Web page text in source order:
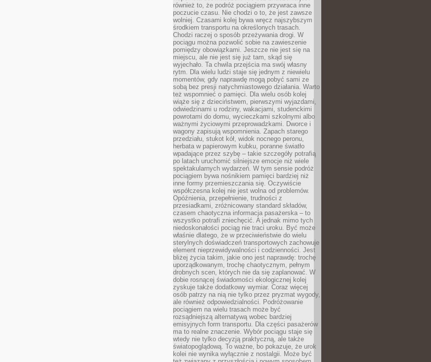
również to, że podróż pociągiem przywraca inne
poczucie czasu. Nie chodzi o to, że jest zawsze
wolniej. Czasami kolej bywa wręcz najszybszym
środkiem transportu na określonych trasach.
Chodzi raczej o sposób przeżywania drogi. W
pociągu można pozwolić sobie na zawieszenie
pomiędzy obowiązkami. Jeszcze nie jest się na
miejscu, ale nie jest się już tam, skąd się
wyjechało. Ta chwila przejścia ma swój własny
rytm. Dla wielu ludzi staje się jednym z niewielu
momentów, gdy naprawdę mogą pobyć sami ze
sobą bez presji natychmiastowego działania. Warto
też wspomnieć o pamięci. Dla wielu osób kolej
wiąże się z dzieciństwem, pierwszymi wyjazdami,
odwiedzinami u rodziny, wakacjami, studenckimi
powrotami do domu, wycieczkami szkolnymi albo
ważnymi życiowymi przeprowadzkami. Dworce i
wagony zapisują wspomnienia. Zapach starego
przedziału, stukot kół, widok nocnego peronu,
herbata w papierowym kubku, poranne światło
wpadające przez szybę – takie szczegóły potrafią
po latach uruchomić silniejsze emocje niż wiele
spektakularnych wydarzeń. W tym sensie podróż
pociągiem bywa nośnikiem pamięci bardziej niż
inne formy przemieszczania się. Oczywiście
współczesna kolej nie jest wolna od problemów.
Opóźnienia, przepełnienie, trudności z
przesiadkami, zróżnicowany standard składów,
czasem chaotyczna informacja pasażerska – to
wszystko potrafi zniechęcić. A jednak mimo tych
niedoskonałości pociąg nie traci uroku. Być może
właśnie dlatego, że w przeciwieństwie do wielu
sterylnych doświadczeń transportowych zachowuje
element nieprzewidywalności i codzienności. Jest
bliżej życia takim, jakie ono jest naprawdę: trochę
uporządkowanym, trochę chaotycznym, pełnym
drobnych scen, których nie da się zaplanować. W
dobie rosnącej świadomości ekologicznej kolej
zyskuje także dodatkowy wymiar. Coraz więcej
osób patrzy na nią nie tylko przez pryzmat wygody,
ale również odpowiedzialności. Podróżowanie
pociągiem na wielu trasach może być
rozsądniejszą alternatywą wobec bardziej
emisyjnych form transportu. Dla części pasażerów
ma to realne znaczenie. Wybór pociągu staje się
wtedy nie tylko decyzją praktyczną, ale także
światopoglądową. To ważne, bo pokazuje, że urok
kolei nie wynika wyłącznie z nostalgii. Może być